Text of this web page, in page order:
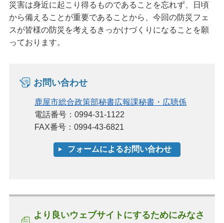
災害は身近に起こり得るものであることを忘れず、日頃
から備えることが重要であることから、今回の防災フェ
スが皆様の防災を考えるきっかけづくりになることを願
っております。
お問い合わせ
鹿屋市総合政策部秘書広報課秘書・広聴係
電話番号：0994-31-1122
FAX番号：0994-43-6821
より良いウェブサイトにするためにみなさ